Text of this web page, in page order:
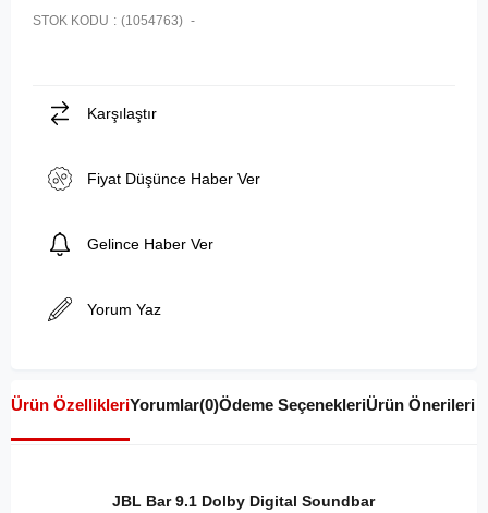
STOK KODU (1054763)
Karşılaştır
Fiyat Düşünce Haber Ver
Gelince Haber Ver
Yorum Yaz
Ürün ÖzellikleriYorumlar(0)Ödeme SeçenekleriÜrün Önerileri
JBL Bar 9.1 Dolby Digital Soundbar